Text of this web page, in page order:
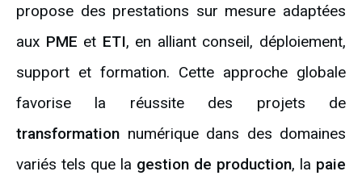
propose des prestations sur mesure adaptées
aux PME et ETI, en alliant conseil, déploiement,
support et formation. Cette approche globale
favorise la réussite des projets de
transformation numérique dans des domaines
variés tels que la gestion de production, la paie